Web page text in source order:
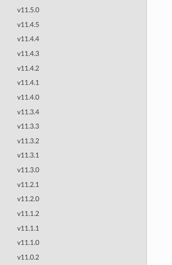
v11.5.0
v11.4.5
v11.4.4
v11.4.3
v11.4.2
v11.4.1
v11.4.0
v11.3.4
v11.3.3
v11.3.2
v11.3.1
v11.3.0
v11.2.1
v11.2.0
v11.1.2
v11.1.1
v11.1.0
v11.0.2